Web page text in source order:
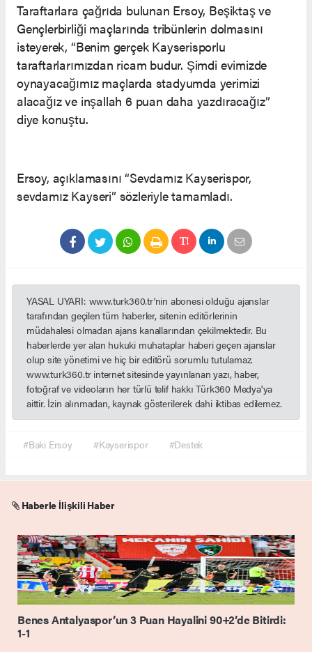
Taraftarlara çağrıda bulunan Ersoy, Beşiktaş ve
Gençlerbirliği maçlarında tribünlerin dolmasını
isteyerek, “Benim gerçek Kayserisporlu
taraftarlarımızdan ricam budur. Şimdi evimizde
oynayacağımız maçlarda stadyumda yerimizi
alacağız ve inşallah 6 puan daha yazdıracağız”
diye konuştu.
Ersoy, açıklamasını “Sevdamız Kayserispor,
sevdamız Kayseri” sözleriyle tamamladı.
YASAL UYARI: www.turk360.tr'nin abonesi olduğu ajanslar
tarafından geçilen tüm haberler, sitenin editörlerinin
müdahalesi olmadan ajans kanallarından çekilmektedir. Bu
haberlerde yer alan hukuki muhataplar haberi geçen ajanslar
olup site yönetimi ve hiç bir editörü sorumlu tutulamaz.
www.turk360.tr internet sitesinde yayınlanan yazı, haber,
fotoğraf ve videoların her türlü telif hakkı Türk360 Medya'ya
aittir. İzin alınmadan, kaynak gösterilerek dahi iktibas edilemez.
#Baki Ersoy #Kayserispor #Destek
Haberle İlişkili Haber
Benes Antalyaspor’un 3 Puan Hayalini 90+2’de Bitirdi:
1-1